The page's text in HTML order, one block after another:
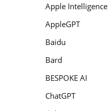
Apple Intelligence
AppleGPT
Baidu
Bard
BESPOKE AI
ChatGPT